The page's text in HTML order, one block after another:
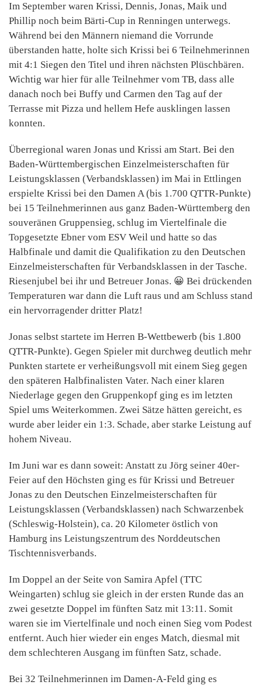
Im September waren Krissi, Dennis, Jonas, Maik und
Phillip noch beim Bärti-Cup in Renningen unterwegs.
Während bei den Männern niemand die Vorrunde
überstanden hatte, holte sich Krissi bei 6 Teilnehmerinnen
mit 4:1 Siegen den Titel und ihren nächsten Plüschbären.
Wichtig war hier für alle Teilnehmer vom TB, dass alle
danach noch bei Buffy und Carmen den Tag auf der
Terrasse mit Pizza und hellem Hefe ausklingen lassen
konnten.
Überregional waren Jonas und Krissi am Start. Bei den
Baden-Württembergischen Einzelmeisterschaften für
Leistungsklassen (Verbandsklassen) im Mai in Ettlingen
erspielte Krissi bei den Damen A (bis 1.700 QTTR-Punkte)
bei 15 Teilnehmerinnen aus ganz Baden-Württemberg den
souveränen Gruppensieg, schlug im Viertelfinale die
Topgesetzte Ebner vom ESV Weil und hatte so das
Halbfinale und damit die Qualifikation zu den Deutschen
Einzelmeisterschaften für Verbandsklassen in der Tasche.
Riesenjubel bei ihr und Betreuer Jonas. 😀 Bei drückenden
Temperaturen war dann die Luft raus und am Schluss stand
ein hervorragender dritter Platz!
Jonas selbst startete im Herren B-Wettbewerb (bis 1.800
QTTR-Punkte). Gegen Spieler mit durchweg deutlich mehr
Punkten startete er verheißungsvoll mit einem Sieg gegen
den späteren Halbfinalisten Vater. Nach einer klaren
Niederlage gegen den Gruppenkopf ging es im letzten
Spiel ums Weiterkommen. Zwei Sätze hätten gereicht, es
wurde aber leider ein 1:3. Schade, aber starke Leistung auf
hohem Niveau.
Im Juni war es dann soweit: Anstatt zu Jörg seiner 40er-
Feier auf den Höchsten ging es für Krissi und Betreuer
Jonas zu den Deutschen Einzelmeisterschaften für
Leistungsklassen (Verbandsklassen) nach Schwarzenbek
(Schleswig-Holstein), ca. 20 Kilometer östlich von
Hamburg ins Leistungszentrum des Norddeutschen
Tischtennisverbands.
Im Doppel an der Seite von Samira Apfel (TTC
Weingarten) schlug sie gleich in der ersten Runde das an
zwei gesetzte Doppel im fünften Satz mit 13:11. Somit
waren sie im Viertelfinale und noch einen Sieg vom Podest
entfernt. Auch hier wieder ein enges Match, diesmal mit
dem schlechteren Ausgang im fünften Satz, schade.
Bei 32 Teilnehmerinnen im Damen-A-Feld ging es